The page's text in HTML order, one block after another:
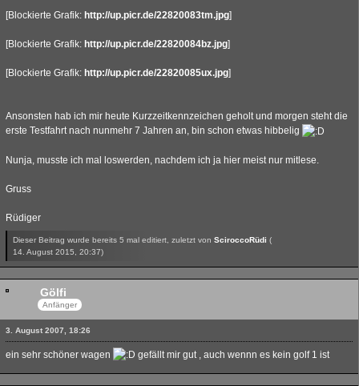
[Blockierte Grafik: http://up.picr.de/22820083tm.jpg]
[Blockierte Grafik: http://up.picr.de/22820084bz.jpg]
[Blockierte Grafik: http://up.picr.de/22820085ux.jpg]
Ansonsten hab ich mir heute Kurzzeitkennzeichen geholt und morgen steht die
erste Testfahrt nach nunmehr 7 Jahren an, bin schon etwas hibbelig
Nunja, musste ich mal loswerden, nachdem ich ja hier meist nur mitlese.
Gruss
Rüdiger
Dieser Beitrag wurde bereits 5 mal editiert, zuletzt von SciroccoRüdi (
14. August 2015, 20:37)
Gölfi
Anfänger
3. August 2007, 18:26
ein sehr schöner wagen gefällt mir gut , auch wennn es kein golf 1 ist